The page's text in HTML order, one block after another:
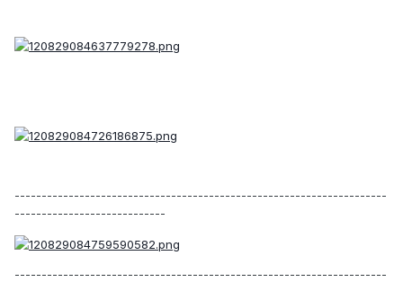
---------------------------------------------------------------------
----------------------------
---------------------------------------------------------------------